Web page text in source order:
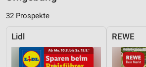
32 Prospekte
Lidl REWE